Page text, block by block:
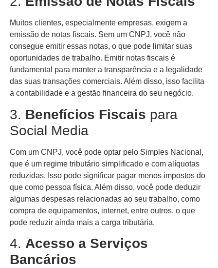
Muitos clientes, especialmente empresas, exigem a
emissão de notas fiscais. Sem um CNPJ, você não
consegue emitir essas notas, o que pode limitar suas
oportunidades de trabalho. Emitir notas fiscais é
fundamental para manter a transparência e a legalidade
das suas transações comerciais. Além disso, isso facilita
a contabilidade e a gestão financeira do seu negócio.
3. Benefícios Fiscais para
Social Media
Com um CNPJ, você pode optar pelo Simples Nacional,
que é um regime tributário simplificado e com alíquotas
reduzidas. Isso pode significar pagar menos impostos do
que como pessoa física. Além disso, você pode deduzir
algumas despesas relacionadas ao seu trabalho, como
compra de equipamentos, internet, entre outros, o que
pode reduzir ainda mais a carga tributária.
4. Acesso a Serviços
Bancários